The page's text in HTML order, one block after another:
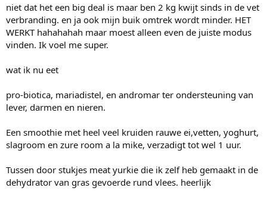
niet dat het een big deal is maar ben 2 kg kwijt sinds in de vet
verbranding. en ja ook mijn buik omtrek wordt minder. HET
WERKT hahahahah maar moest alleen even de juiste modus
vinden. Ik voel me super.
wat ik nu eet
pro-biotica, mariadistel, en andromar ter ondersteuning van
lever, darmen en nieren.
Een smoothie met heel veel kruiden rauwe ei,vetten, yoghurt,
slagroom en zure room a la mike, verzadigt tot wel 1 uur.
Tussen door stukjes meat yurkie die ik zelf heb gemaakt in de
dehydrator van gras gevoerde rund vlees. heerlijk